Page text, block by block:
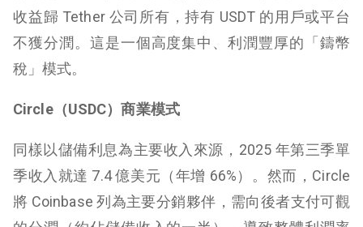
收益歸 Tether 公司所有，持有 USDT 的用戶或平台
不獲分潤。這是一個高度集中、利潤豐厚的「鑄幣
稅」模式。
Circle（USDC）商業模式
同樣以儲備利息為主要收入來源，2025 年第三季單
季收入就達 7.4 億美元（年增 66%）。然而，Circle
將 Coinbase 列為主要分銷夥伴，需向後者支付可觀